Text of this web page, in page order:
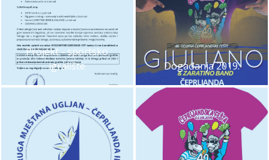
Projekt - sportsko
igralište
Događanja 2019.